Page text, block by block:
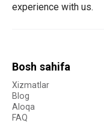
experience with us.
Bosh sahifa
Xizmatlar
Blog
Aloqa
FAQ